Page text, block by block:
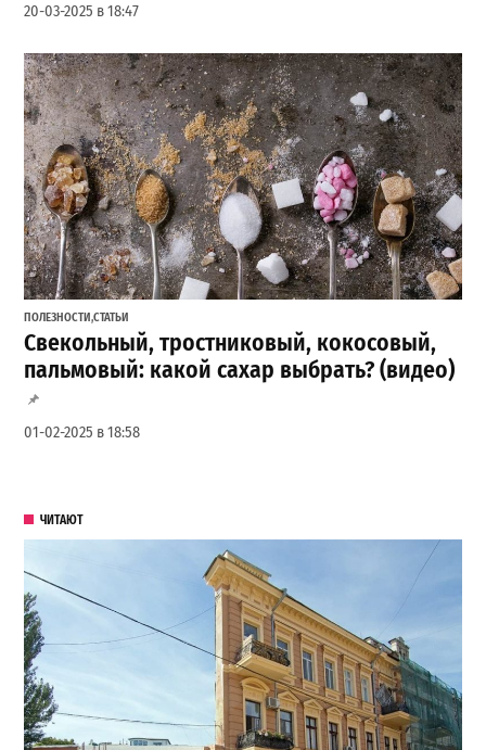
20-03-2025 в 18:47
ПОЛЕЗНОСТИ,СТАТЬИ
Свекольный, тростниковый, кокосовый,
пальмовый: какой сахар выбрать? (видео)
01-02-2025 в 18:58
ЧИТАЮТ